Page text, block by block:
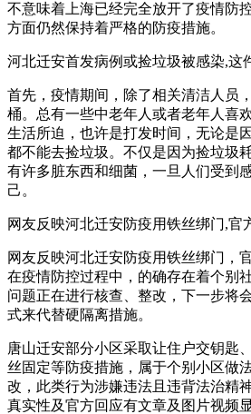
不意味着上海已经完全放开了疫情防
方面仍然保持着严格的防疫措施。
河北迁安首发病例或捡垃圾被感染,这
首先，疫情期间，除了相关清洁人员
桶。总有一些中老年人或者老年人喜
生活所迫，也许是打发时间，无论是
都不能去捡垃圾。不仅是因为捡垃圾
有许多脏东西和细菌，一旦人们受到
己。
网友反映河北迁安防疫用铁丝绑门,官
网友反映河北迁安防疫用铁丝绑门，
在疫情防控过程中，的确存在着个别
问题正在进行核查、整改，下一步将
式来代替硬隔离措施。
唐山迁安部分小区采取让住户交钥匙
丝固定等防疫措施，属于个别小区做
改，此类行为涉嫌违法且违背法治精
真实性及官方回应有文章及图片视频